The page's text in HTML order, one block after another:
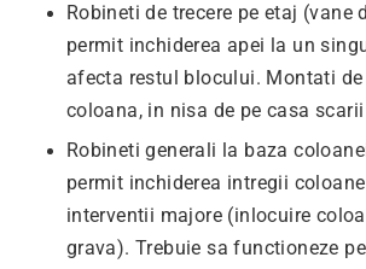
Robineti de trecere pe etaj (vane
permit inchiderea apei la un
afecta restul blocului. Montati de
coloana, in nisa de pe casa
Robineti generali la baza
permit inchiderea intregii
interventii majore (inlocuire
grava). Trebuie sa functioneze